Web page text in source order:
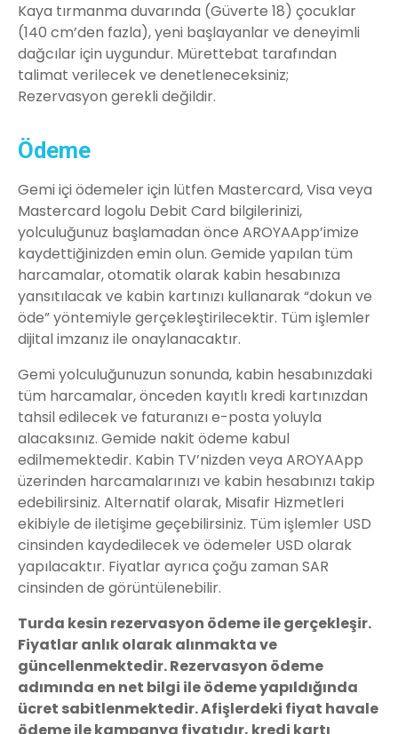
Kaya tırmanma duvarında (Güverte 18) çocuklar
(140 cm’den fazla), yeni başlayanlar ve deneyimli
dağcılar için uygundur. Mürettebat tarafından
talimat verilecek ve denetleneceksiniz;
Rezervasyon gerekli değildir.
Ödeme
Gemi içi ödemeler için lütfen Mastercard, Visa veya
Mastercard logolu Debit Card bilgilerinizi,
yolculuğunuz başlamadan önce AROYAApp’imize
kaydettiğinizden emin olun. Gemide yapılan tüm
harcamalar, otomatik olarak kabin hesabınıza
yansıtılacak ve kabin kartınızı kullanarak “dokun ve
öde” yöntemiyle gerçekleştirilecektir. Tüm işlemler
dijital imzanız ile onaylanacaktır.
Gemi yolculuğunuzun sonunda, kabin hesabınızdaki
tüm harcamalar, önceden kayıtlı kredi kartınızdan
tahsil edilecek ve faturanızı e-posta yoluyla
alacaksınız. Gemide nakit ödeme kabul
edilmemektedir. Kabin TV’nizden veya AROYAApp
üzerinden harcamalarınızı ve kabin hesabınızı takip
edebilirsiniz. Alternatif olarak, Misafir Hizmetleri
ekibiyle de iletişime geçebilirsiniz. Tüm işlemler USD
cinsinden kaydedilecek ve ödemeler USD olarak
yapılacaktır. Fiyatlar ayrıca çoğu zaman SAR
cinsinden de görüntülenebilir.
Turda kesin rezervasyon ödeme ile gerçekleşir.
Fiyatlar anlık olarak alınmakta ve
güncellenmektedir. Rezervasyon ödeme
adımında en net bilgi ile ödeme yapıldığında
ücret sabitlenmektedir. Afişlerdeki fiyat havale